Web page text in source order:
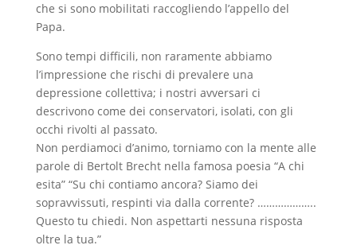
che si sono mobilitati raccogliendo l’appello del
Papa.
Sono tempi difficili, non raramente abbiamo
l’impressione che rischi di prevalere una
depressione collettiva; i nostri avversari ci
descrivono come dei conservatori, isolati, con gli
occhi rivolti al passato.
Non perdiamoci d’animo, torniamo con la mente alle
parole di Bertolt Brecht nella famosa poesia “A chi
esita” “Su chi contiamo ancora? Siamo dei
sopravvissuti, respinti via dalla corrente? ………………..
Questo tu chiedi. Non aspettarti nessuna risposta
oltre la tua.”